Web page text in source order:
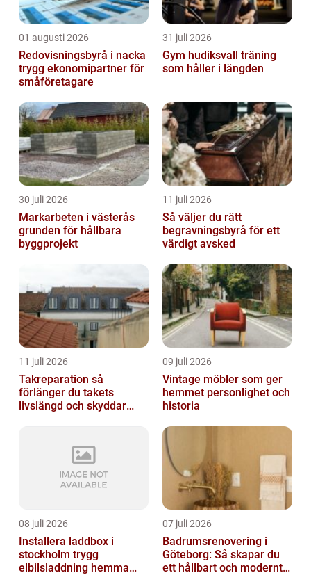
01 augusti 2026
Redovisningsbyrå i nacka
trygg ekonomipartner för
småföretagare
31 juli 2026
Gym hudiksvall träning
som håller i längden
30 juli 2026
Markarbeten i västerås
grunden för hållbara
byggprojekt
11 juli 2026
Så väljer du rätt
begravningsbyrå för ett
värdigt avsked
11 juli 2026
Takreparation så
förlänger du takets
livslängd och skyddar
09 juli 2026
Vintage möbler som ger
hemmet personlighet och
historia
08 juli 2026
Installera laddbox i
stockholm trygg
elbilsladdning hemma
07 juli 2026
Badrumsrenovering i
Göteborg: Så skapar du
ett hållbart och modernt